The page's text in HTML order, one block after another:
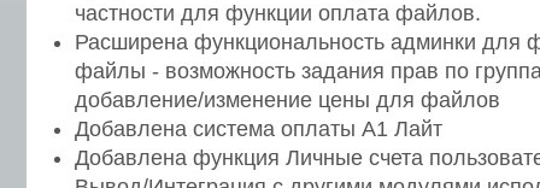
частности для функции оплата файлов.
Расширена функциональность админки для
файлы - возможность задания прав по
добавление/изменение цены для файлов
Добавлена система оплаты А1 Лайт
Добавлена функция Личные счета